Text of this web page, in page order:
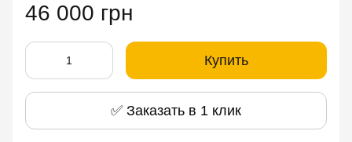
46 000 грн
Купить
✅ Заказать в 1 клик